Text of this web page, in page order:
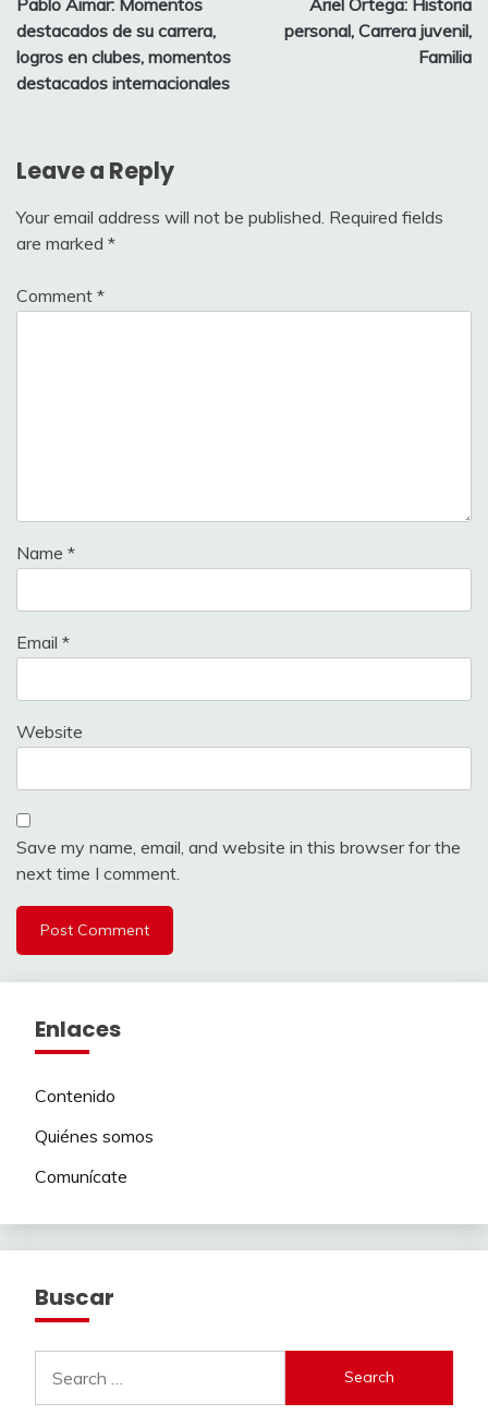
navigation
Pablo Aimar: Momentos
destacados de su carrera,
logros en clubes, momentos
destacados internacionales
Ariel Ortega: Historia
personal, Carrera juvenil,
Familia
Leave a Reply
Your email address will not be published. Required fields
are marked *
Comment *
Name *
Email *
Website
Save my name, email, and website in this browser for the
next time I comment.
Enlaces
Contenido
Quiénes somos
Comunícate
Buscar
for: